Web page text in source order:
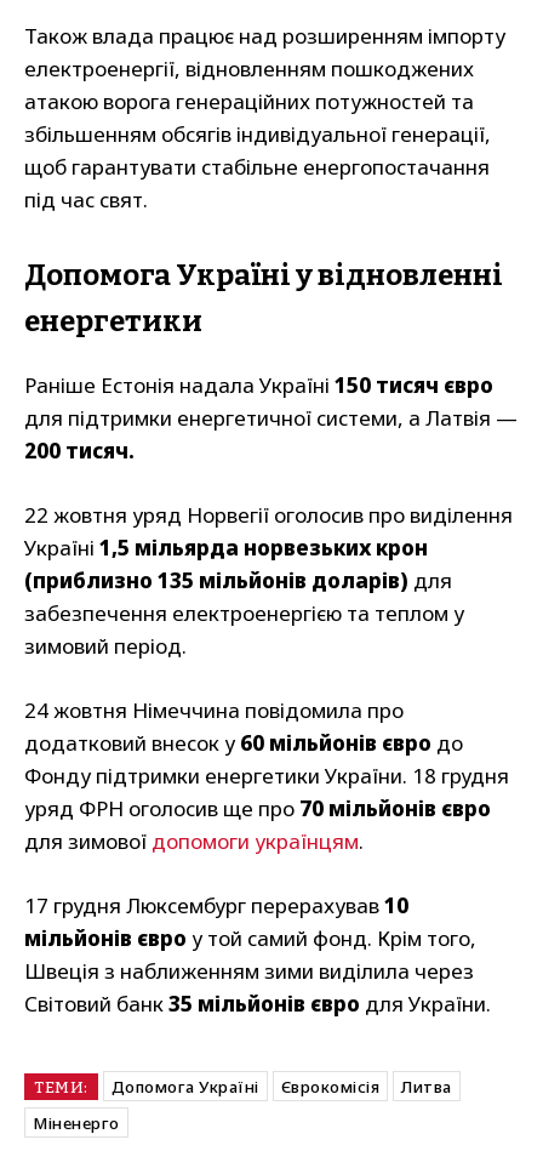
Також влада працює над розширенням імпорту
електроенергії, відновленням пошкоджених
атакою ворога генераційних потужностей та
збільшенням обсягів індивідуальної генерації,
щоб гарантувати стабільне енергопостачання
під час свят.
Допомога Україні у відновленні
енергетики
Раніше Естонія надала Україні 150 тисяч євро
для підтримки енергетичної системи, а Латвія —
200 тисяч.
22 жовтня уряд Норвегії оголосив про виділення
Україні 1,5 мільярда норвезьких крон
(приблизно 135 мільйонів доларів) для
забезпечення електроенергією та теплом у
зимовий період.
24 жовтня Німеччина повідомила про
додатковий внесок у 60 мільйонів євро до
Фонду підтримки енергетики України. 18 грудня
уряд ФРН оголосив ще про 70 мільйонів євро
для зимової допомоги українцям.
17 грудня Люксембург перерахував10
мільйонів євро у той самий фонд. Крім того,
Швеція з наближенням зими виділила через
Світовий банк35 мільйонів євро для України.
ТЕМИ: Допомога Україні Єврокомісія
Литва
Міненерго